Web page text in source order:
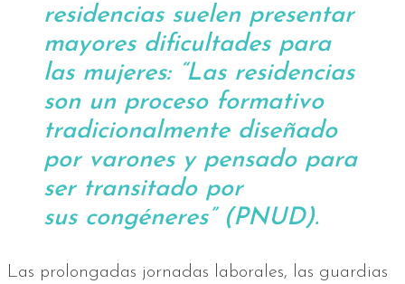
residencias suelen presentar
mayores dificultades para
las mujeres: “Las residencias
son un proceso formativo
tradicionalmente diseñado
por varones y pensado para
ser transitado por
sus congéneres” (PNUD).
Las prolongadas jornadas laborales, las guardias